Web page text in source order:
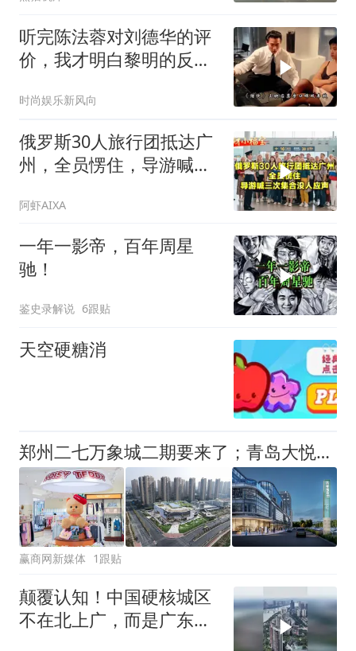
听完陈法蓉对刘德华的评
价，我才明白黎明的反应
时尚娱乐新风向
俄罗斯30人旅行团抵达广
州，全员愣住，导游喊三
阿虾AIXA
一年一影帝，百年周星
驰！
鉴史录解说 6跟贴
天空硬糖消
郑州二七万象城二期要来了；青岛大悦城启动建设；猛犸象、贡茶被收购… | 赢商周报
赢商网新媒体 1跟贴
颠覆认知！中国硬核城区
不在北上广，而是广东顺